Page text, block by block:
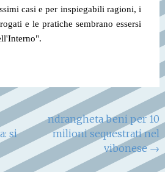
casi e per inspiegabili ragioni, i
e le pratiche sembrano essersi
si
ndrangheta beni per 10
milioni sequestrati nel
vibonese→